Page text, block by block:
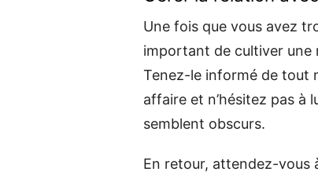
Une fois que vous avez
important de cultiver
Tenez-le informé de tout
affaire et n’hésitez pas à
semblent obscurs.
En retour, attendez-vous